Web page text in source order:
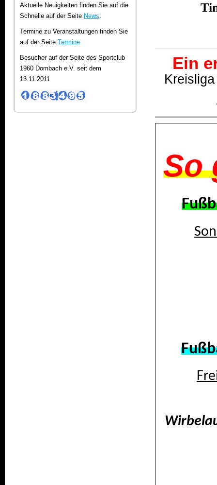
Aktuelle Neuigkeiten finden Sie auf die
Schnelle auf der Seite News.
Termine zu Veranstaltungen finden Sie
auf der Seite Termine
Besucher auf der Seite des Sportclub
1960 Dombach e.V. seit dem
13.11.2011
Ein
So